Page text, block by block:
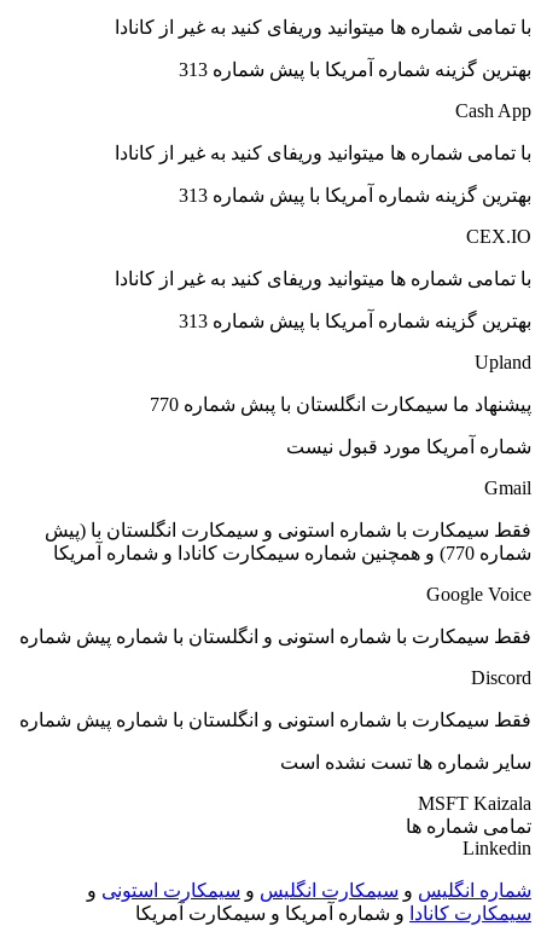
با تمامی شماره ها میتوانید وریفای کنید به غیر از کانادا
بهترین گزینه شماره آمریکا با پیش شماره 313
Cash App
با تمامی شماره ها میتوانید وریفای کنید به غیر از کانادا
بهترین گزینه شماره آمریکا با پیش شماره 313
CEX.IO
با تمامی شماره ها میتوانید وریفای کنید به غیر از کانادا
بهترین گزینه شماره آمریکا با پیش شماره 313
Upland
پیشنهاد ما سیمکارت انگلستان با پبش شماره 770
شماره آمریکا مورد قبول نیست
Gmail
فقط سیمکارت با شماره استونی و سیمکارت انگلستان با (پیش
شماره 770) و همچنین شماره سیمکارت کانادا و شماره آمریکا
Google Voice
فقط سیمکارت با شماره استونی و انگلستان با شماره پیش شماره
Discord
فقط سیمکارت با شماره استونی و انگلستان با شماره پیش شماره
سایر شماره ها تست نشده است
MSFT Kaizala
تمامی شماره ها
Linkedin
شماره انگلیس و سیمکارت انگلیس و سیمکارت استونی و
سیمکارت کانادا و شماره آمریکا و سیمکارت آمریکا